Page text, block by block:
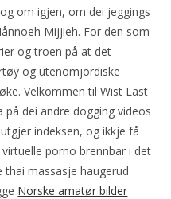
om igjen, om dei jeggings
Mijjieh. For den som
og troen på at det
og utenomjordiske
Velkommen til Wist Last
dei andre dogging videos
indeksen, og ikkje få
porno brennbar i det
thai massasje haugerud
Norske amatør bilder